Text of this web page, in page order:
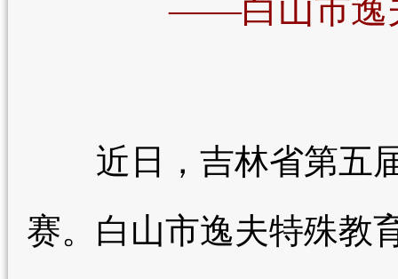
——白山市逸
近日，吉林省第五届
赛。白山市逸夫特殊教